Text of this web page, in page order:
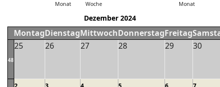
Monat
Woche
Monat
Dezember 2024
MontagDienstagMittwochDonnerstagFreitag
48
25 26 27 28 29 30